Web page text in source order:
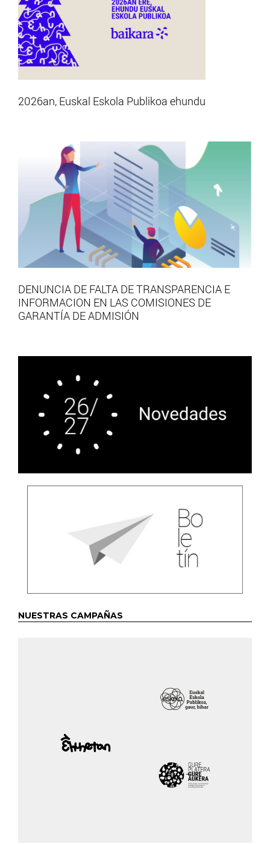
2026an, Euskal Eskola Publikoa ehundu
DENUNCIA DE FALTA DE TRANSPARENCIA E
INFORMACION EN LAS COMISIONES DE
GARANTÍA DE ADMISIÓN
NUESTRAS CAMPAÑAS